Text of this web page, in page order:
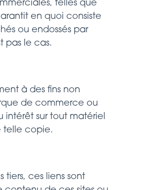
telles que
en quoi consiste
ou endossés par
pas le cas.
à des fins non
de commerce ou
intérêt sur tout matériel
telle copie.
tiers, ces liens sont